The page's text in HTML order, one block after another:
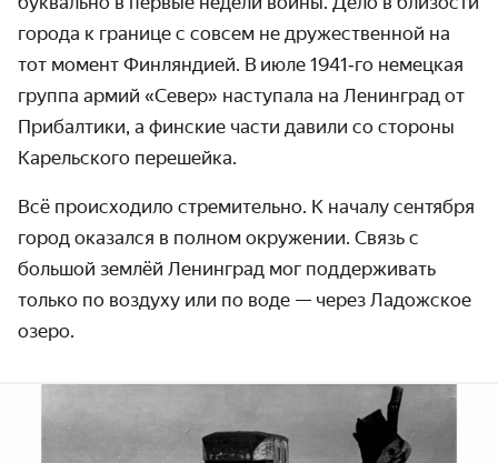
города к границе с совсем не дружественной на
тот момент Финляндией. В июле 1941‑го немецкая
группа армий «Север» наступала на Ленинград от
Прибалтики, а финские части давили со стороны
Карельского перешейка.
Всё происходило стремительно. К началу сентября
город оказался в полном окружении. Связь с
большой землёй Ленинград мог поддерживать
только по воздуху или по воде — через Ладожское
озеро.